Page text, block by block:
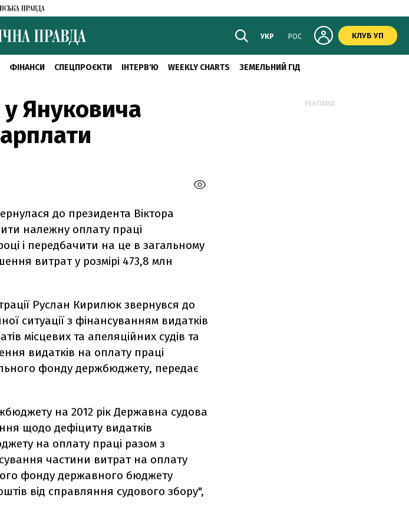
УКР РОС КЛУБ УП
ФІНАНСИ СПЕЦПРОЄКТИ ІНТЕРВ'Ю WEEKLY CHARTS ЗЕМЕЛЬНИЙ ГІД
Януковича
до президента Віктора
належну оплату праці
і передбачити на це в загальному
витрат у розмірі 473,8 млн
Руслан Кирилюк звернувся до
ситуації з фінансуванням видатків
місцевих та апеляційних судів та
видатків на оплату праці
фонду держбюджету, передає
на 2012 рік Державна судова
щодо дефіциту видатків
на оплату праці разом з
частини витрат на оплату
фонду державного бюджету
від справляння судового збору",
РЕКЛАМА: